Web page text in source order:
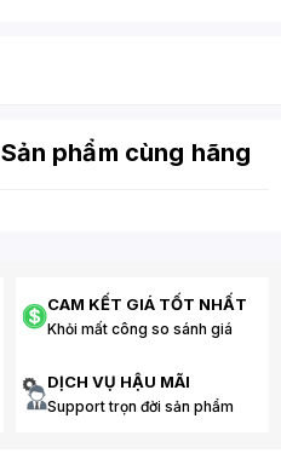
Sản phẩm cùng hãng
CAM KẾT GIÁ TỐT NHẤT
Khỏi mất công so sánh giá
DỊCH VỤ HẬU MÃI
Support trọn đời sản phẩm